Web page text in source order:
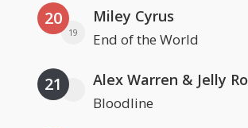
20
19
Miley Cyrus
End of the World
21 Alex Warren & Jelly
Bloodline